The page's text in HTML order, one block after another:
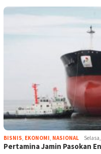
BISNIS EKONOMI NASIONAL
Pertamina Jamin Pasokan